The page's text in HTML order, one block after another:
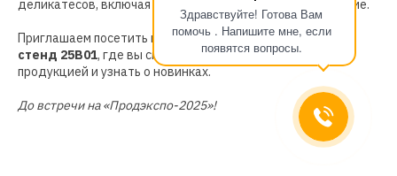
Здравствуйте! Готова Вам
помочь . Напишите мне, если
появятся вопросы.
деликатесов, включая органическое и спортивное питание.
Приглашаем посетить наш стенд – Павильон 2, зал 5,
стенд 25В01, где вы сможете ознакомиться с нашей
продукцией и узнать о новинках.
До встречи на «Продэкспо-2025»!